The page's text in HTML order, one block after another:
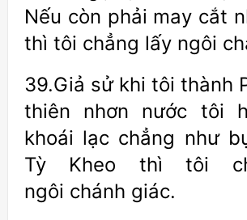
Nếu còn phải may cắt
thì tôi chẳng lấy ngôi
39.Giả sử khi tôi thành
thiên nhơn nước tôi
khoái lạc chẳng như
Tỳ Kheo thì tôi
ngôi chánh giác.